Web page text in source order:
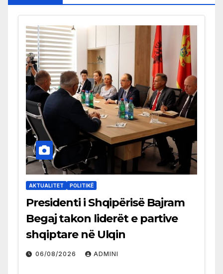
AKTUALITET POLITIKË
Presidenti i Shqipërisë Bajram
Begaj takon liderët e partive
shqiptare në Ulqin
06/08/2026 ADMINI